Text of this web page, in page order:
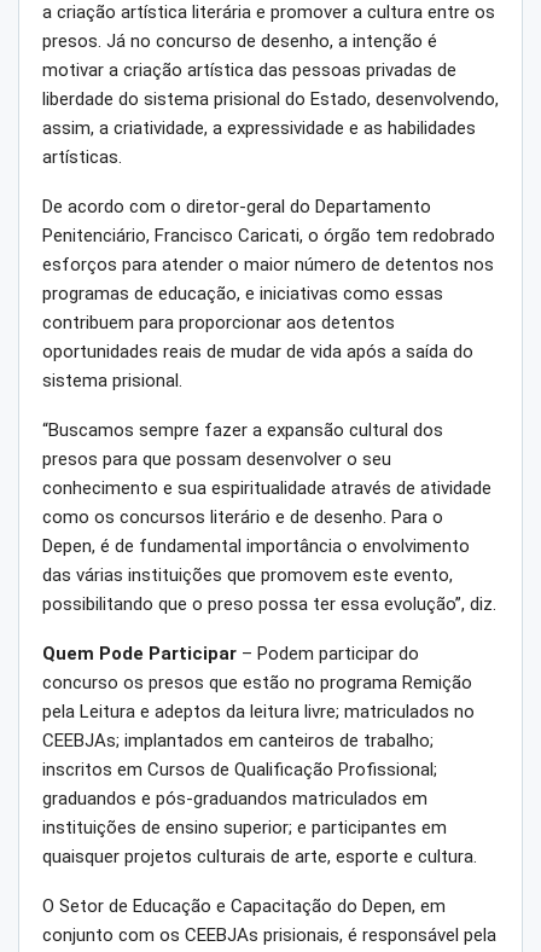
a criação artística literária e promover a cultura entre os
presos. Já no concurso de desenho, a intenção é
motivar a criação artística das pessoas privadas de
liberdade do sistema prisional do Estado, desenvolvendo,
assim, a criatividade, a expressividade e as habilidades
artísticas.
De acordo com o diretor-geral do Departamento
Penitenciário, Francisco Caricati, o órgão tem redobrado
esforços para atender o maior número de detentos nos
programas de educação, e iniciativas como essas
contribuem para proporcionar aos detentos
oportunidades reais de mudar de vida após a saída do
sistema prisional.
“Buscamos sempre fazer a expansão cultural dos
presos para que possam desenvolver o seu
conhecimento e sua espiritualidade através de atividade
como os concursos literário e de desenho. Para o
Depen, é de fundamental importância o envolvimento
das várias instituições que promovem este evento,
possibilitando que o preso possa ter essa evolução”, diz.
Quem Pode Participar – Podem participar do
concurso os presos que estão no programa Remição
pela Leitura e adeptos da leitura livre; matriculados no
CEEBJAs; implantados em canteiros de trabalho;
inscritos em Cursos de Qualificação Profissional;
graduandos e pós-graduandos matriculados em
instituições de ensino superior; e participantes em
quaisquer projetos culturais de arte, esporte e cultura.
O Setor de Educação e Capacitação do Depen, em
conjunto com os CEEBJAs prisionais, é responsável pela